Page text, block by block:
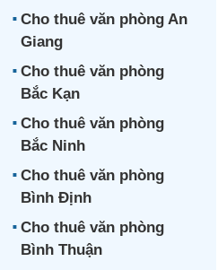
Cho thuê văn phòng An
Giang
Cho thuê văn phòng
Bắc Kạn
Cho thuê văn phòng
Bắc Ninh
Cho thuê văn phòng
Bình Định
Cho thuê văn phòng
Bình Thuận